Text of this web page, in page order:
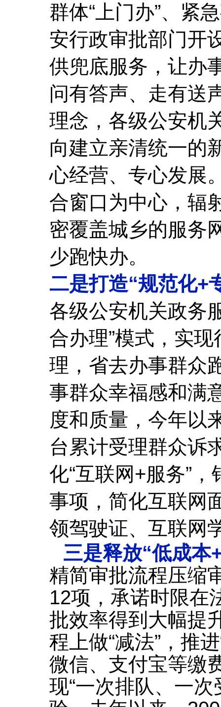
群体“上门办”、紧
安行政审批部门开
供兜底服务，让办
问有答声、走有送
理念，各级公安机
向建立亲清统一的
心经营、专心发展
合窗口为中心，辐
密覆盖城乡的服务
少跑快办。
二是打造“规范化+
各级公安机关政务
合办理”模式，实
理，省去办事群众
事群众幸福感和满
度和质量，今年以
台累计受理群众诉
化“互联网+服务”
事项，简化互联网
领驾驶证、互联网
三是释放“低成本
精简审批流程压缩
12项，承诺时限在
批效率得到大幅提
程上做“减法”，推
微信、支付宝等缴
现“一次排队、一